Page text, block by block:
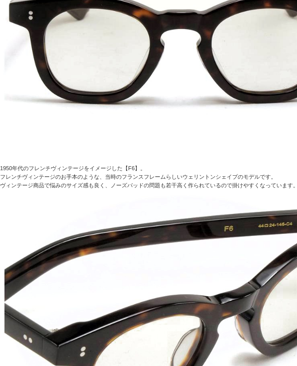
1950年代のフレンチヴィンテージをイメージした【F6】。
フレンチヴィンテージのお手本のような、当時のフランスフレームらしいウェリントンシェイプのモデルです。
ヴィンテージ商品で悩みのサイズ感も良く、ノーズパッドの問題も若干高く作られているので掛けやすくなっています。